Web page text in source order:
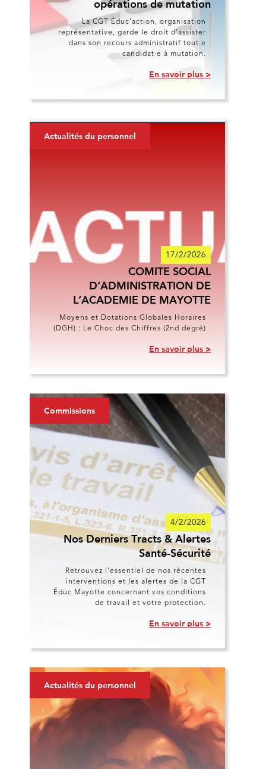
opérations de mutation
La CGT Éduc’action, organisation
représentative, garde le droit d’assister
dans son recours administratif tout·e
candidat·e à mutation.
En savoir plus >
Actualités du personnel
17/2/2026
COMITE SOCIAL
D’ADMINISTRATION DE
L’ACADEMIE DE MAYOTTE
Moyens et Dotations Globales Horaires
(DGH) : Le Choc des Chiffres (2nd degré)
En savoir plus >
Commissions
4/2/2026
Nos Derniers Tracts & Alertes
Santé-Sécurité
Retrouvez l'essentiel de nos récentes
interventions et les alertes de la CGT
Éduc Mayotte concernant vos conditions
de travail et votre protection.
En savoir plus >
Actualités du personnel